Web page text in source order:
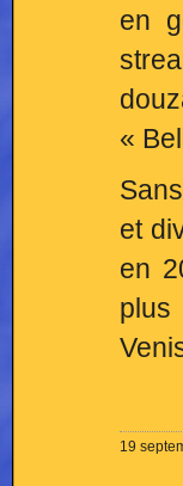
en
«
et
en
19